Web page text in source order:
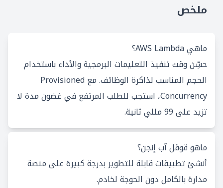
ملخص
ماهي AWS Lambda؟
حسِّن وقت تنفيذ التعليمات البرمجية والأداء باستخدام
الحجم المناسب لذاكرة الوظائف. مع Provisioned
Concurrency، استجب للطلب المرتفع في غضون مدة لا
تزيد على 99 مللي ثانية.
ماهو قوقل آب إنجن؟
أنشئ تطبيقات قابلة للتطوير بدرجة كبيرة على منصة
مدارة بالكامل دون الحوجة لخادم.